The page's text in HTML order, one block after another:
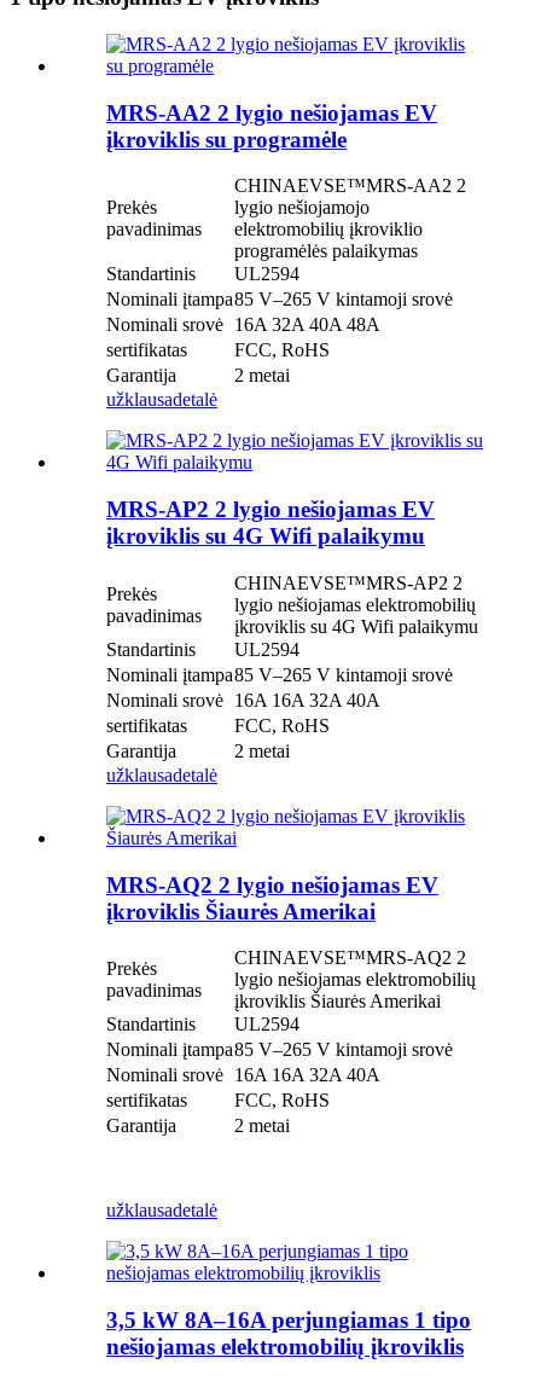
MRS-AA2 2 lygio nešiojamas EV
įkroviklis su programėle
Prekės
pavadinimas
CHINAEVSE™️MRS-AA2 2
lygio nešiojamojo
elektromobilių įkroviklio
programėlės palaikymas
Standartinis
UL2594
Nominali įtampa85 V–265 V kintamoji srovė
Nominali srovė 16A 32A 40A 48A
sertifikatas
FCC, RoHS
Garantija
2 metai
užklausadetalė
MRS-AP2 2 lygio nešiojamas EV
įkroviklis su 4G Wifi palaikymu
Prekės
pavadinimas
CHINAEVSE™️MRS-AP2 2
lygio nešiojamas elektromobilių
įkroviklis su 4G Wifi palaikymu
Standartinis
UL2594
Nominali įtampa85 V–265 V kintamoji srovė
Nominali srovė 16A 16A 32A 40A
sertifikatas
FCC, RoHS
Garantija
2 metai
užklausadetalė
MRS-AQ2 2 lygio nešiojamas EV
įkroviklis Šiaurės Amerikai
Prekės
pavadinimas
CHINAEVSE™️MRS-AQ2 2
lygio nešiojamas elektromobilių
įkroviklis Šiaurės Amerikai
Standartinis
UL2594
Nominali įtampa85 V–265 V kintamoji srovė
Nominali srovė 16A 16A 32A 40A
sertifikatas
FCC, RoHS
Garantija
2 metai
užklausadetalė
3,5 kW 8A–16A perjungiamas 1 tipo
nešiojamas elektromobilių įkroviklis